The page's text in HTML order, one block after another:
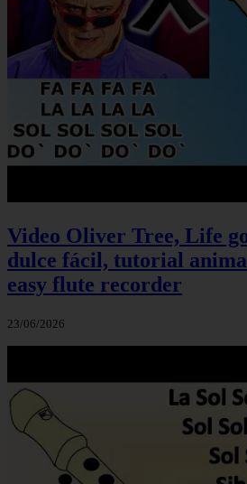
Video Oliver Tree, Life
dulce fácil, tutorial
easy flute recorder
23/06/2026